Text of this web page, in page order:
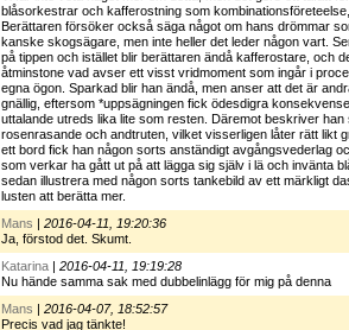
blåsorkestrar och kafferostning som
Berättaren försöker också säga något om hans drömmar
kanske skogsägare, men inte heller det leder någon vart.
på tippen och istället blir berättaren ändå kafferostare, och
åtminstone vad avser ett visst vridmoment som ingår i
egna ögon. Sparkad blir han ändå, men anser att det är
gnällig, eftersom *uppsägningen fick ödesdigra
uttalande utreds lika lite som resten. Däremot beskriver han
rosenrasande och andtruten, vilket visserligen låter rätt likt
ett bord fick han någon sorts anständigt avgångsvederlag
som verkar ha gått ut på att lägga sig själv i lä och invänta
sedan illustrera med någon sorts tankebild av ett märkligt
lusten att berätta mer.
Mans | 2016-04-11, 19:20:36
Ja, förstod det. Skumt.
Katarina | 2016-04-11, 19:19:28
Nu hände samma sak med dubbelinlägg för mig på denna
Mans | 2016-04-07, 18:52:57
Precis vad jag tänkte!